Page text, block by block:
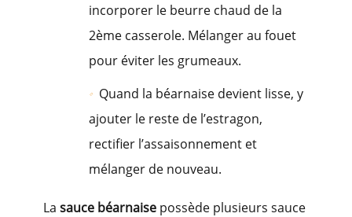
incorporer le beurre chaud de la
2ème casserole. Mélanger au fouet
pour éviter les grumeaux.
Quand la béarnaise devient lisse, y
ajouter le reste de l’estragon,
rectifier l’assaisonnement et
mélanger de nouveau.
La sauce béarnaise possède plusieurs sauce